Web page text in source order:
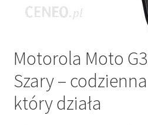
Motorola Moto
Szary –
który działa